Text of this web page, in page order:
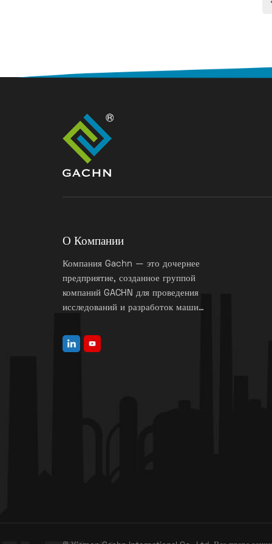
О Компании
Компания Gachn — это дочернее
предприятие, созданное группой
компаний GACHN для проведения
исследований и разработок машин
мешков.